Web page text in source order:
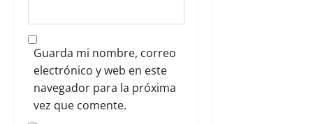
Guarda mi nombre, correo
electrónico y web en este
navegador para la próxima
vez que comente.